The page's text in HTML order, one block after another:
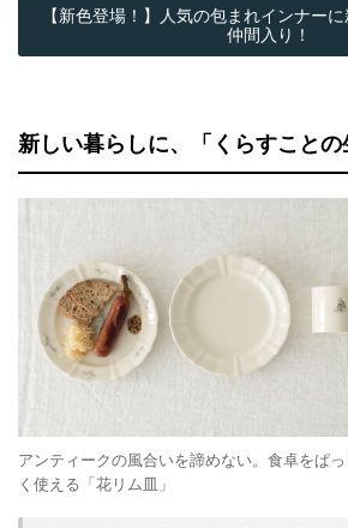
【新色登場！】人気の包まれインナー
仲間入り！
新しい暮らしに、「くらすことの
アンティークの風合いを諦めない。食卓をぱ
く使える「花リム皿」